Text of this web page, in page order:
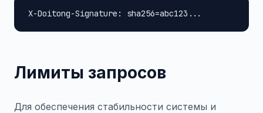
X-Doitong-Signature: sha256=abc123...
Лимиты запросов
Для обеспечения стабильности системы и